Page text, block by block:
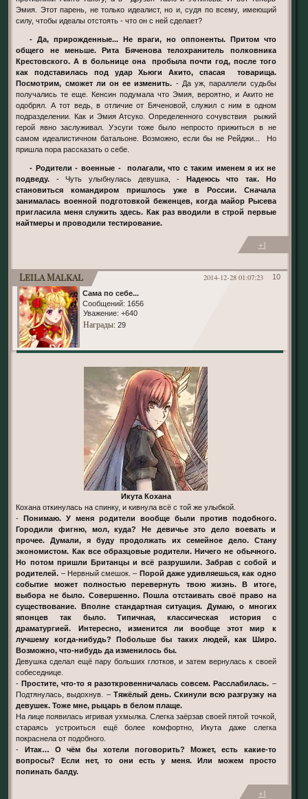
Эмия. Этот парень, не только идеалист, но и, судя по всему, имеющий
силу, чтобы идеалы отстоять - что он с ней сделает?
- Да, прирожденные... Не враги, но оппоненты. Притом что
общего не меньше. Рита Бяченова телохранитель полковника
Крестовского. А в больнице она пробыла почти год, после того
как подставилась под удар Хьюги Акито, спасая товарища.
Посмотрим, сможет ли он ее изменить. - Да уж, параллели судьбы
получались те еще. Кенсин подумала что Эмия, вероятно, и Акито не
одобрял. А тот ведь, в отличие от Бяченовой, служил с ним в одном
подразделении. Как и Эмия Атсуко. Определенного сочувствия рыжий
герой явно заслуживал. Уэсуги тоже было непросто прижиться в не
самом идеалистичном батальоне. Возможно, если бы не Рейджи... Но
пришла пора рассказать о себе.
- Родители - военные - полагали, что с таким именем я их не
подведу. - Чуть улыбнулась девушка, -
Надеюсь что так. Но
становиться командиром пришлось уже в России. Сначала
занималась военной подготовкой беженцев, когда майор Рысева
пригласила меня служить здесь. Как раз вводили в строй первые
найтмеры и проводили тестирование.
+1
10
2014-12-28 01:07:23
Leila Malkal
Сама по себе...
Сообщений: 1656
Уважение: +640
Награды: 29
Икута Кохана
Кохана откинулась на спинку, и кивнула всё с той же улыбкой.
-Понимаю. У меня родители вообще были против подобного.
Городили фигню, мол, куда? Не девичье это дело воевать и
прочее. Думали, я буду продолжать их семейное дело. Стану
экономистом. Как все образцовые родители. Ничего не обычного.
Но потом пришли Британцы и всё разрушили. Забрав с собой и
родителей. – Нервный смешок. – Порой даже удивляешься, как одно
событие может полностью перевернуть твою жизнь. В итоге,
выбора не было. Совершенно. Пошла отстаивать своё право на
существование. Вполне стандартная ситуация. Думаю, о многих
японцев так было. Типичная, классическая история с
драматургией. Интересно, изменится ли вообще этот мир к
лучшему когда-нибудь? Побольше бы таких людей, как Широ.
Возможно, что-нибудь да изменилось бы.
Девушка сделал ещё пару больших глотков, и затем вернулась к своей
собеседнице.
-Простите, что-то я разоткровенничалась совсем. Расслабилась. –
Подтянулась, выдохнув. – Тяжёлый день. Скинули всю разгрузку на
девушек. Тоже мне, рыцарь в белом плаще.
На лице появилась игривая ухмылка. Слегка заёрзав своей пятой точкой,
стараясь устроиться ещё более комфортно, Икута даже слегка
покраснела от подобного.
- Итак… О чём бы хотели поговорить? Может, есть какие-то
вопросы? Если нет, то они есть у меня. Или можем просто
попинать балду.
+1